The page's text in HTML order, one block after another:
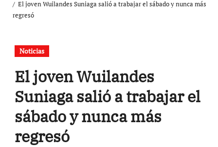
El joven Wuilandes Suniaga salió a trabajar el sábado y nunca más
regresó
Noticias
El joven Wuilandes
Suniaga salió a trabajar el
sábado y nunca más
regresó